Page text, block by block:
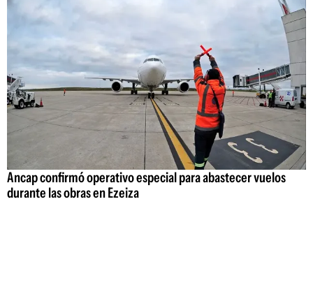
Ancap confirmó operativo especial para abastecer vuelos
durante las obras en Ezeiza